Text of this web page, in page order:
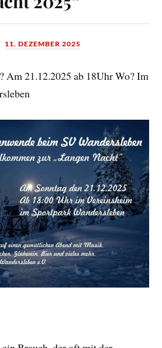
11. DEZEMBER 2025
Am 21.12.2025 ab 18Uhr Wo? Im